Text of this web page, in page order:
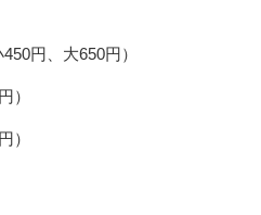
円、大650円）
）
）